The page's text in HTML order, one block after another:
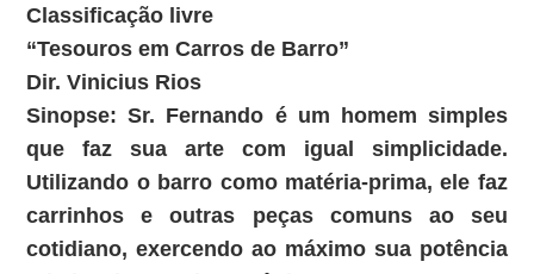
Classificação livre
“Tesouros em Carros de Barro”
Dir. Vinicius Rios
Sinopse: Sr. Fernando é um homem simples
que faz sua arte com igual simplicidade.
Utilizando o barro como matéria-prima, ele faz
carrinhos e outras peças comuns ao seu
cotidiano, exercendo ao máximo sua potência